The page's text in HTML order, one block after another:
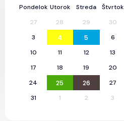
Pondelok Utorok Streda Štvrtok
27
28 29 30
3
4 5 6
10
11 12 13
17
18 19 20
24
25 26 27
31
1 2 3